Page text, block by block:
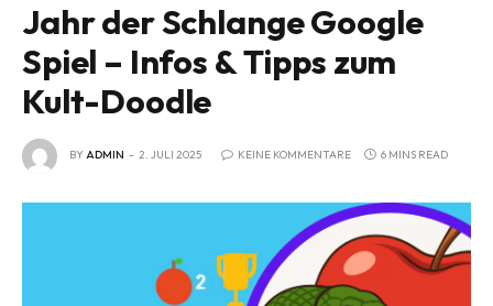
Jahr der Schlange Google
Spiel – Infos & Tipps zum
Kult-Doodle
BYADMIN 2. JULI 2025 KEINE KOMMENTARE 6 MINS READ